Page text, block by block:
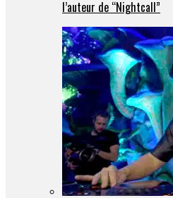
l’auteur de “Nightcall”